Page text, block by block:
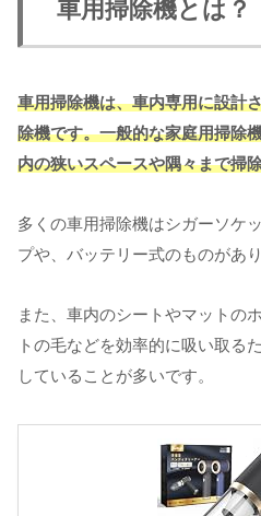
車用掃除機とは？
車用掃除機は、車内専用に設計
除機です。一般的な家庭用掃除
内の狭いスペースや隅々まで掃
多くの車用掃除機はシガーソケ
プや、バッテリー式のものがあ
また、車内のシートやマットの
トの毛などを効率的に吸い取る
していることが多いです。